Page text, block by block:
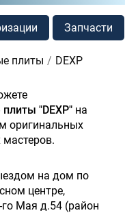
Запчасти
плиты DEXP
"DEXP" на
оригинальных
на дом по
центре,
Мая д.54 (район